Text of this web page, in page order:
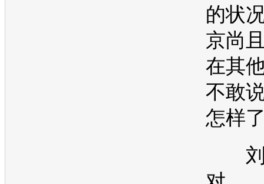
的状
京尚
在其
不敢
怎样
刘